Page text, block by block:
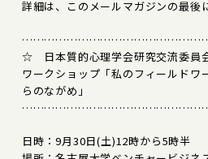
詳細は、このメールマガジンの最後
☆ 日本質的心理学会研究交流委員
ワークショップ「私のフィールドワ
らのながめ」
日時：9月30日(土)12時から5時半